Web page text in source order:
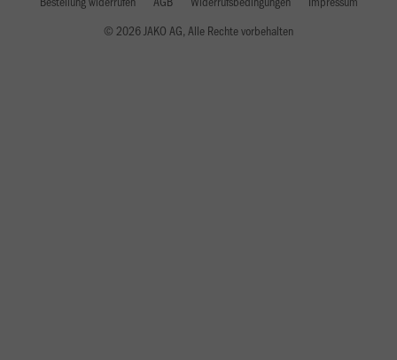
© 2026 JAKO AG, Alle Rechte vorbehalten